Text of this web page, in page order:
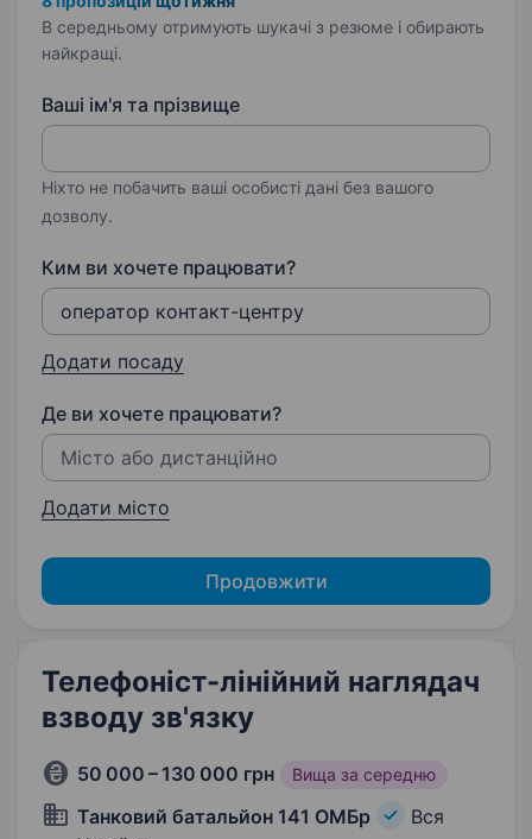
В середньому отримують шукачі з резюме і обирають
найкращі.
Ваші ім'я та прізвище
Ніхто не побачить ваші особисті дані без вашого
дозволу.
Ким ви хочете працювати?
Додати посаду
Де ви хочете працювати?
Додати місто
Продовжити
Телефоніст-лінійний наглядач
взводу зв'язку
50 000 – 130 000 грн Вища за середню
Танковий батальйон 141 ОМБр
Вся